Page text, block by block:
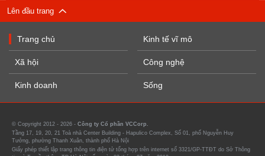
Lên đầu trang
Trang chủ
Xã hội
Kinh doanh
Kinh tế vĩ mô
Công nghệ
Sống
© Copyright 2012 - 2026 - Công ty Cổ phần VCCorp.
Tầng 17, 19, 20, 21 Toà nhà Center Building - Hapulico Complex, Số 01, phố Nguyễn Huy
Tưởng, phường Thanh Xuân, thành phố Hà Nội
Giấy phép thiết lập trang thông tin điện tử tổng hợp trên internet số 3321/GP-TTĐT do Sở Thông